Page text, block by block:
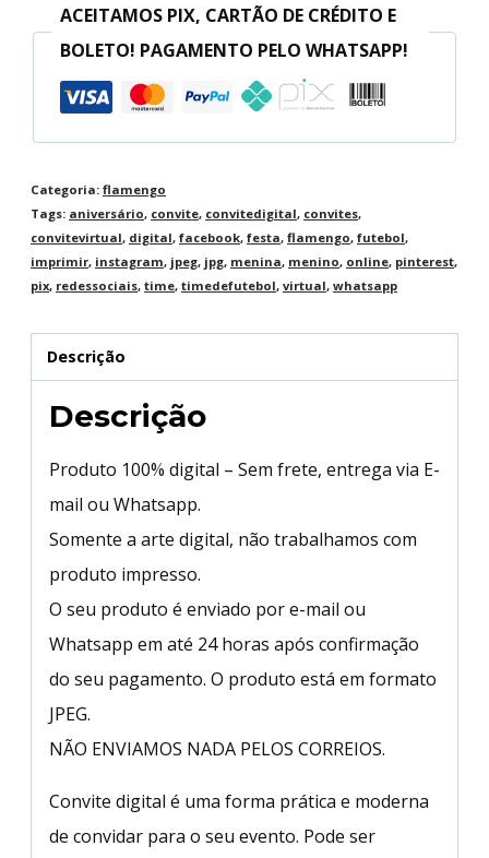
ACEITAMOS PIX, CARTÃO DE CRÉDITO E
BOLETO! PAGAMENTO PELO WHATSAPP!
Categoria: flamengo
Tags: aniversário, convite, convitedigital, convites,
convitevirtual, digital, facebook, festa, flamengo, futebol,
imprimir, instagram, jpeg, jpg, menina, menino, online, pinterest,
pix, redessociais, time, timedefutebol, virtual, whatsapp
Descrição
Descrição
Produto 100% digital – Sem frete, entrega via E-
mail ou Whatsapp.
Somente a arte digital, não trabalhamos com
produto impresso.
O seu produto é enviado por e-mail ou
Whatsapp em até 24 horas após confirmação
do seu pagamento. O produto está em formato
JPEG.
NÃO ENVIAMOS NADA PELOS CORREIOS.
Convite digital é uma forma prática e moderna
de convidar para o seu evento. Pode ser